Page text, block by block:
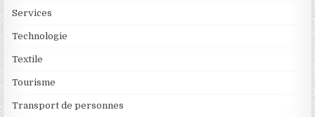
Services
Technologie
Textile
Tourisme
Transport de personnes